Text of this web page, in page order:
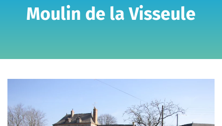
Moulin de la Visseule